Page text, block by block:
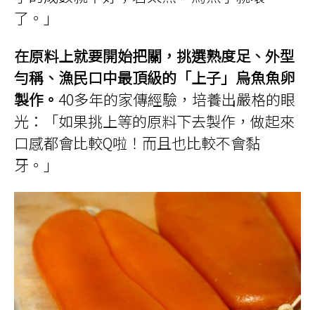
了。」
在原料上就要開始把關，挑選熟度足、外型
勻稱、漁民口中最頂級的「上子」烏魚魚卵
製作。 40多年的家傳經驗，培養出嚴格的眼
光：「如果挑上等的原料下去製作，做起來
口感都會比較Q啦！而且也比較不會黏
牙。」